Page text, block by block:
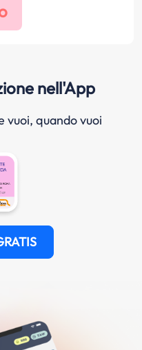
nell'App
vuoi, quando vuoi